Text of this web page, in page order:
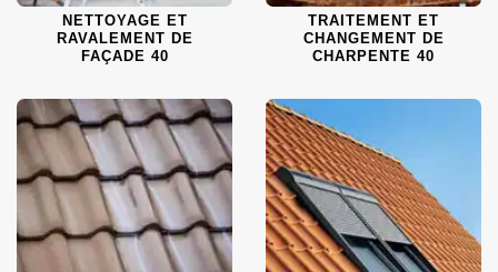
NETTOYAGE ET
RAVALEMENT DE
FAÇADE 40
TRAITEMENT ET
CHANGEMENT DE
CHARPENTE 40